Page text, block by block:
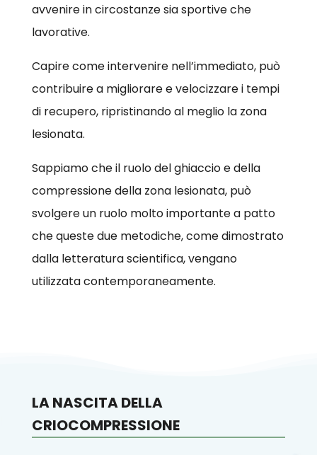
avvenire in circostanze sia sportive che
lavorative.
Capire come intervenire nell’immediato, può
contribuire a migliorare e velocizzare i tempi
di recupero, ripristinando al meglio la zona
lesionata.
Sappiamo che il ruolo del ghiaccio e della
compressione della zona lesionata, può
svolgere un ruolo molto importante a patto
che queste due metodiche, come dimostrato
dalla letteratura scientifica, vengano
utilizzata contemporaneamente.
LA NASCITA DELLA
CRIOCOMPRESSIONE